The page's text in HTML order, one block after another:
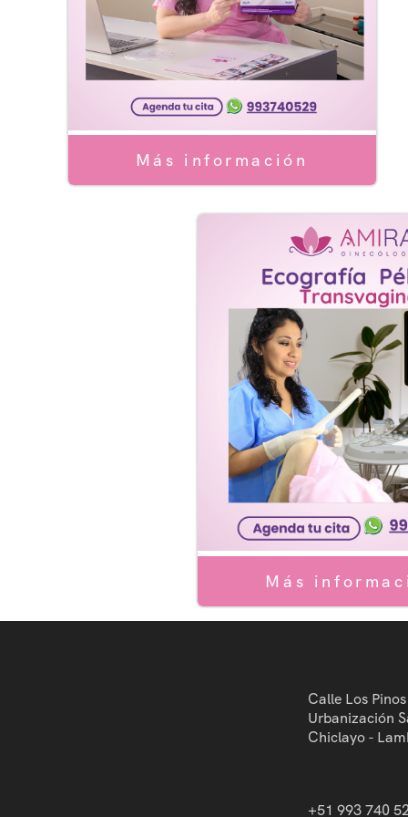
Más información
Más
Calle Los
Urbanización
Chiclayo -
+51 993 740